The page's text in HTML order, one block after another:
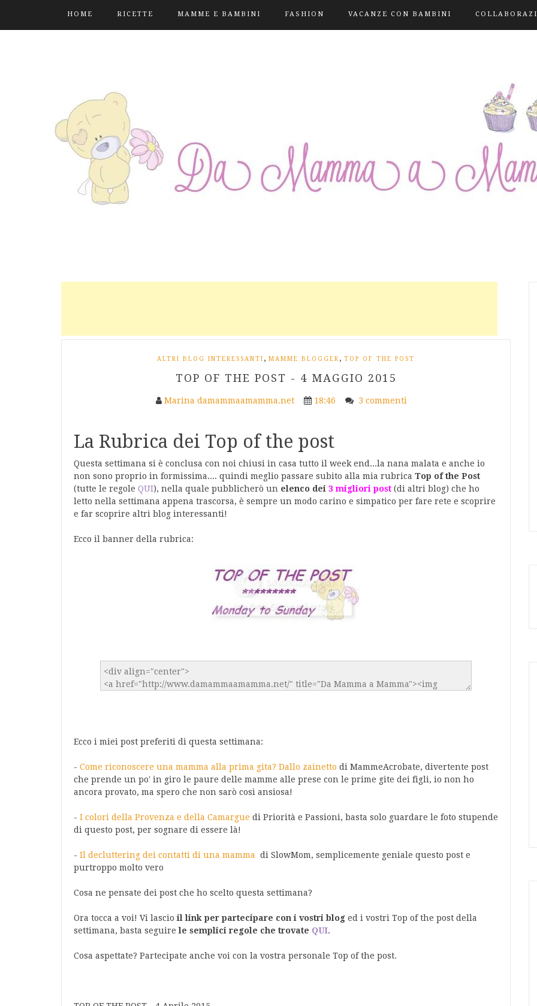
HOME RICETTE MAMME E BAMBINI FASHION VACANZE CON BAMBINI
ALTRI BLOG INTERESSANTI , MAMME BLOGGER , TOP OF THE POST
TOP OF THE POST - 4 MAGGIO 2015
Marina damammaamamma.net 18:46 3 commenti
La Rubrica dei Top of the post
Questa settimana si è conclusa con noi chiusi in casa tutto il week end...la nana malata e anche io
non sono proprio in formissima.... quindi meglio passare subito alla mia rubrica Top of the Post
(tutte le regole QUI), nella quale pubblicherò un elenco dei 3 migliori post (di altri blog) che ho
letto nella settimana appena trascorsa, è sempre un modo carino e simpatico per fare rete e scoprire
e far scoprire altri blog interessanti!
Ecco il banner della rubrica:
Ecco i miei post preferiti di questa settimana:
- Come riconoscere una mamma alla prima gita? Dallo zainetto di MammeAcrobate, divertente post
che prende un po' in giro le paure delle mamme alle prese con le prime gite dei figli, io non ho
ancora provato, ma spero che non sarò così ansiosa!
- I colori della Provenza e della Camargue di Priorità e Passioni, basta solo guardare le foto stupende
di questo post, per sognare di essere là!
- Il decluttering dei contatti di una mamma di SlowMom, semplicemente geniale questo post e
purtroppo molto vero
Cosa ne pensate dei post che ho scelto questa settimana?
Ora tocca a voi! Vi lascioil link per partecipare con i vostri blog ed i vostri Top of the post della
settimana, basta seguirele semplici regole che trovate QUI.
Cosa aspettate? Partecipate anche voi con la vostra personale Top of the post.